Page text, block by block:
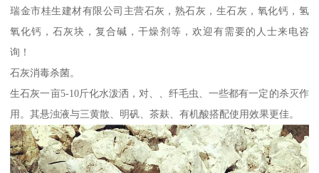
瑞金市桂生建材有限公司主营石灰，熟石灰，生石灰，氧化钙，氢
氧化钙，石灰块，复合碱，干燥剂等，欢迎有需要的人士来电咨
询！
石灰消毒杀菌。
生石灰一亩5-10斤化水泼洒，对、、纤毛虫、一些都有一定的杀灭作
用。其悬浊液与三黄散、明矾、茶麸、有机酸搭配使用效果更佳。